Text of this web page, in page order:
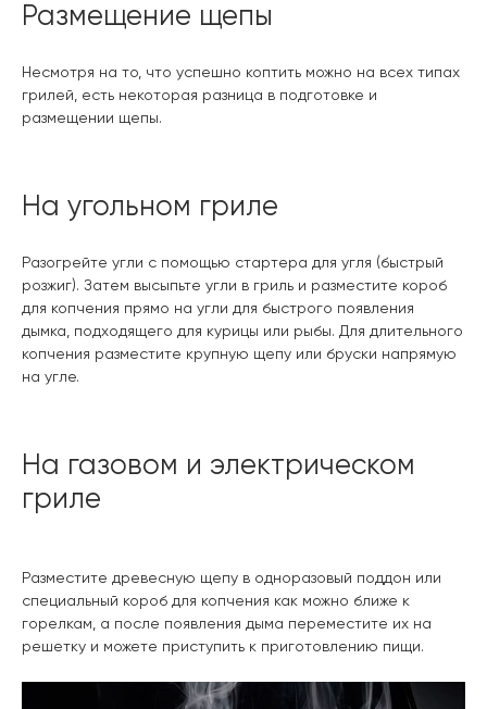
Размещение щепы
Несмотря на то, что успешно коптить можно на всех типах
грилей, есть некоторая разница в подготовке и
размещении щепы.
На угольном гриле
Разогрейте угли с помощью стартера для угля (быстрый
розжиг). Затем высыпьте угли в гриль и разместите короб
для копчения прямо на угли для быстрого появления
дымка, подходящего для курицы или рыбы. Для длительного
копчения разместите крупную щепу или бруски напрямую
на угле.
На газовом и электрическом
гриле
Разместите древесную щепу в одноразовый поддон или
специальный короб для копчения как можно ближе к
горелкам, а после появления дыма переместите их на
решетку и можете приступить к приготовлению пищи.